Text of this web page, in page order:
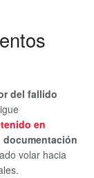
del fallido
en
documentación
volar hacia